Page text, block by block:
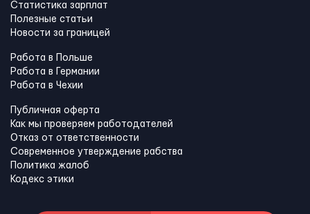
Статистика зарплат
Полезные статьи
Новости за границей
Работа в Польше
Работа в Германии
Работа в Чехии
Публичная оферта
Как мы проверяем работодателей
Отказ от ответственности
Современное утверждение рабства
Политика жалоб
Кодекс этики